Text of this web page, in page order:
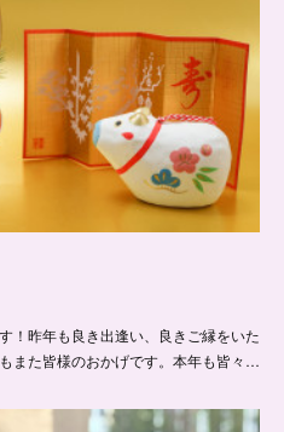
！昨年も良き出逢い、良きご縁をいた
また皆様のおかげです。本年も皆々…